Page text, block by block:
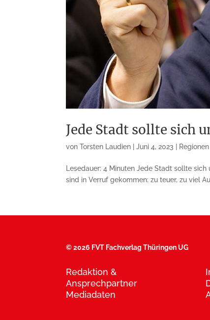
Jede Stadt sollte sich
vonTorsten Laudien |Juni 4, 2023
Lesedauer: 4 Minuten Jede Stadt sollte
sind in Verruf gekom­men: zu teuer, zu viel
©2026 FVT Fachverlag Thüringen UG
Redaktion &
Ansprechpartner
Mediadaten